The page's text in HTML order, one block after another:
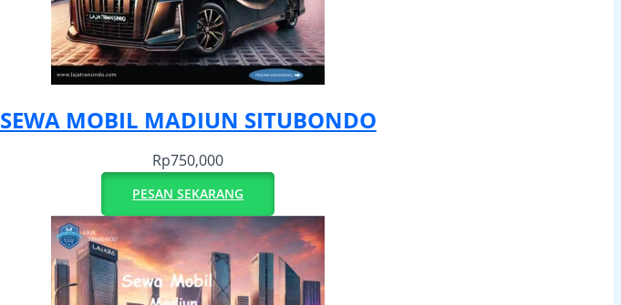
SEWA MOBIL MADIUN SITUBONDO
Rp750,000
PESAN SEKARANG